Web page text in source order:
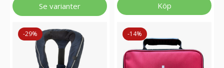
Se varianter Köp
-29% -14%